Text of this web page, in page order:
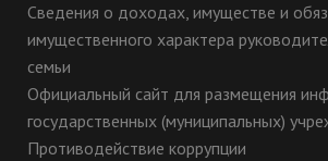
Сведения о доходах, имуществе и
имущественного характера
семьи
Официальный сайт для размещения
государственных (муниципальных)
Противодействие коррупции